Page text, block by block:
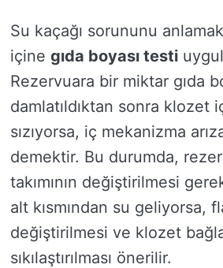
Su kaçağı sorununu
içine gıda boyası testi
Rezervuara bir miktar gıda
damlatıldıktan sonra klozet
sızıyorsa, iç mekanizma
demektir. Bu durumda,
takımının değiştirilmesi
alt kısmından su geliyorsa,
değiştirilmesi ve klozet
sıkılaştırılması önerilir.